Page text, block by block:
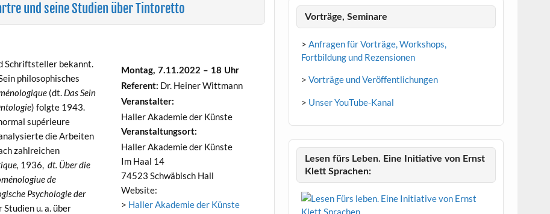
und seine Studien über Tintoretto
Montag, 7.11.2022 – 18 Uhr
Referent: Dr. Heiner Wittmann
Veranstalter:
Haller Akademie der Künste
Veranstaltungsort:
Haller Akademie der Künste
Im Haal 14
74523 Schwäbisch Hall
Website:
> Haller Akademie der Künste
Schriftsteller bekannt.
philosophisches
(dt. Das Sein
) folgte 1943.
supérieure
die Arbeiten
zahlreichen
1936, dt. Über die
de
Psychologie der
u. a. über
Vorträge, Seminare
> Anfragen für Vorträge, Workshops,
Fortbildung und Rezensionen
> Vorträge und Veröffentlichungen
> Unser YouTube-Kanal
Lesen fürs Leben. Eine Initiative von Ernst
Klett Sprachen: